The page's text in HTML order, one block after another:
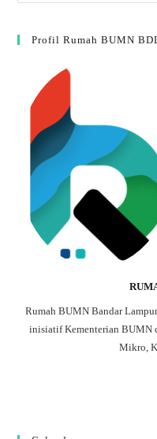
Profil Rumah BUMN
Rumah BUMN Bandar
inisiatif Kementerian BUMN
Mikro,